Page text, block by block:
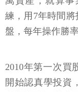
練，用7年時間
盤，每年操作勝
2010年第一次買
開始認真學投